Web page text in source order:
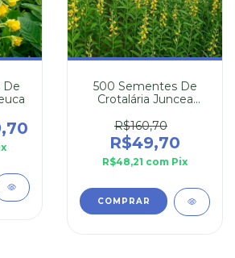
De
500 Sementes De
Crotalária Juncea
da Dengue)
R$160,70
R$49,70
R$48,21 com Pix